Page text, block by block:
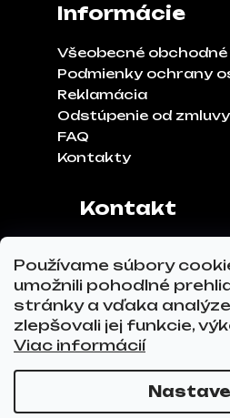
Používame súbory
umožnili pohodlné
stránky a vďaka
zlepšovali jej funkcie,
Viac informácií
Informácie
Všeobecné
Podmienky ochrany
Reklamácia
Odstúpenie od zmluvy
FAQ
Kontakty
Kontakt
Hviezdoslavov
Tel.č.:0911 271
Email:
Vytvoril Shoptet